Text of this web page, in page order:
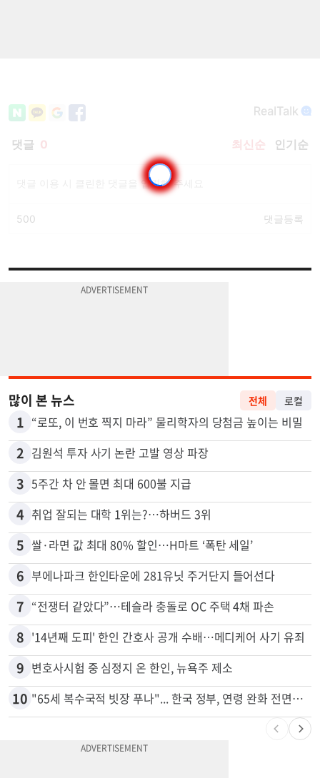
많이 본 뉴스 전체 로컬
1 “로또, 이 번호 찍지 마라” 물리학자의 당첨금 높이는 비밀
2 김원석 투자 사기 논란 고발 영상 파장
3 5주간 차 안 몰면 최대 600불 지급
4 취업 잘되는 대학 1위는?…하버드 3위
5 쌀·라면 값 최대 80% 할인…H마트 ‘폭탄 세일’
6 부에나파크 한인타운에 281유닛 주거단지 들어선다
7 “전쟁터 같았다”…테슬라 충돌로 OC 주택 4채 파손
8 '14년째 도피' 한인 간호사 공개 수배…메디케어 사기 유죄
9 변호사시험 중 심정지 온 한인, 뉴욕주 제소
10 "65세 복수국적 빗장 푸나"... 한국 정부, 연령 완화 전면 추진